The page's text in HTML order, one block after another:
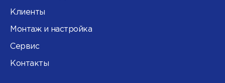
Клиенты
Монтаж и настройка
Сервис
Контакты